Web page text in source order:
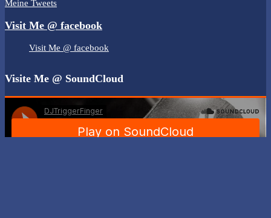
Meine Tweets
Visit Me @ facebook
Visit Me @ facebook
Visite Me @ SoundCloud